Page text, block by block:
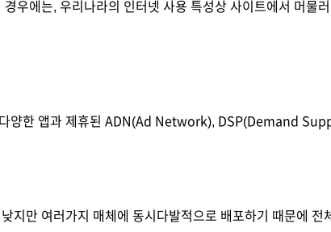
우에는, 우리나라의 인터넷 사용 특성상 사이트에서 머
다양한 앱과 제휴된 ADN(Ad Network), DSP(Demand
지만 여러가지 매체에 동시다발적으로 배포하기 때문에 전